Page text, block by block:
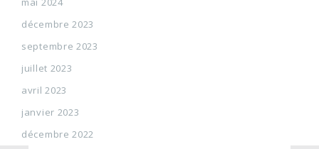
décembre 2023
septembre 2023
juillet 2023
avril 2023
janvier 2023
décembre 2022